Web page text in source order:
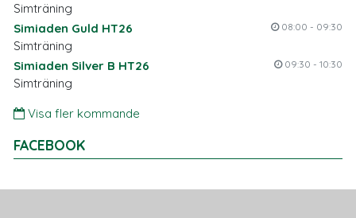
Simträning
Simiaden Guld HT26
08:00 - 09:30
Simträning
Simiaden Silver B HT26
09:30 - 10:30
Simträning
Visa fler kommande
FACEBOOK